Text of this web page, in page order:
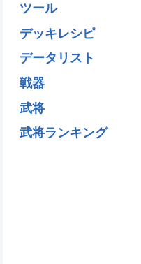
ツール
デッキレシピ
データリスト
戦器
武将
武将ランキング